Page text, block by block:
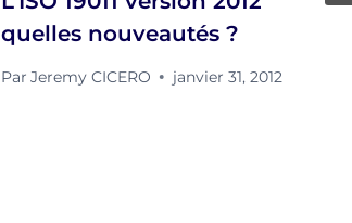
quelles nouveautés ?
Par Jeremy CICERO janvier 31, 2012